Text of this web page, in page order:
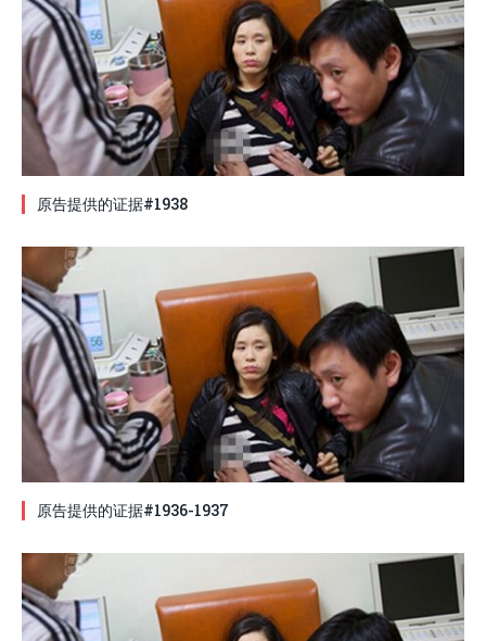
原告提供的证据#1938
原告提供的证据#1936-1937